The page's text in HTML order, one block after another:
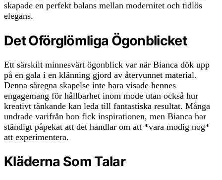
skapade en perfekt balans mellan modernitet och tidlös
elegans.
Det Oförglömliga Ögonblicket
Ett särskilt minnesvärt ögonblick var när Bianca dök upp
på en gala i en klänning gjord av återvunnet material.
Denna säregna skapelse inte bara visade hennes
engagemang för hållbarhet inom mode utan också hur
kreativt tänkande kan leda till fantastiska resultat. Många
undrade varifrån hon fick inspirationen, men Bianca har
ständigt påpekat att det handlar om att *vara modig nog*
att experimentera.
Kläderna Som Talar